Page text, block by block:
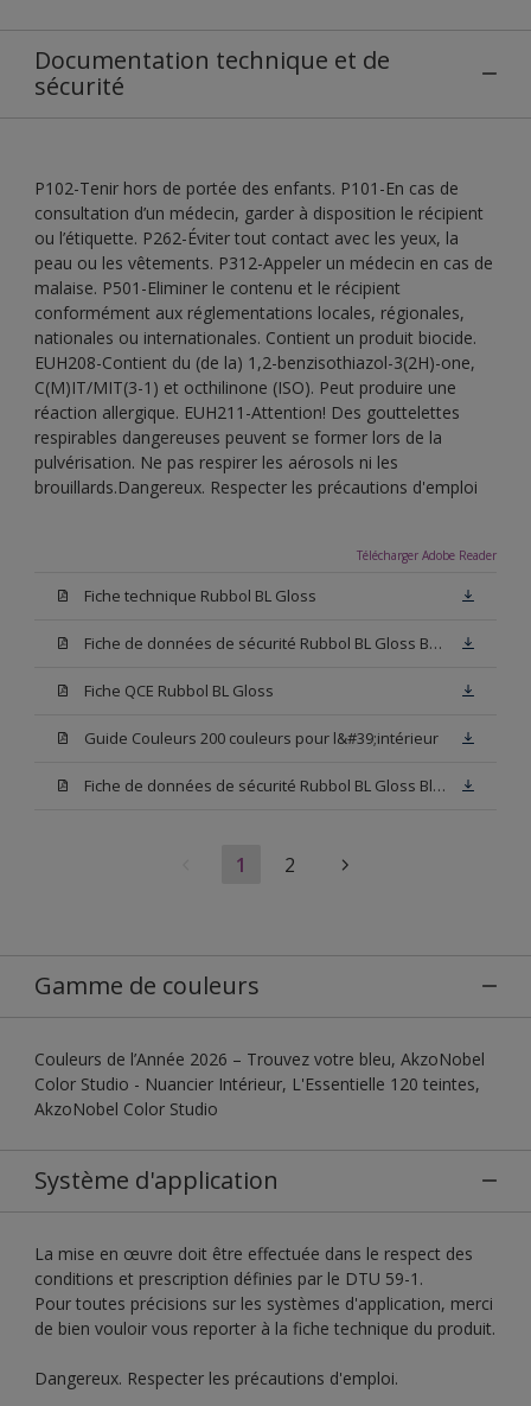
Documentation technique et de
sécurité
P102-Tenir hors de portée des enfants. P101-En cas de
consultation d’un médecin, garder à disposition le récipient
ou l’étiquette. P262-Éviter tout contact avec les yeux, la
peau ou les vêtements. P312-Appeler un médecin en cas de
malaise. P501-Eliminer le contenu et le récipient
conformément aux réglementations locales, régionales,
nationales ou internationales. Contient un produit biocide.
EUH208-Contient du (de la) 1,2-benzisothiazol-3(2H)-one,
C(M)IT/MIT(3-1) et octhilinone (ISO). Peut produire une
réaction allergique. EUH211-Attention! Des gouttelettes
respirables dangereuses peuvent se former lors de la
pulvérisation. Ne pas respirer les aérosols ni les
brouillards.Dangereux. Respecter les précautions d'emploi
Télécharger Adobe Reader
Fiche technique Rubbol BL Gloss
Fiche de données de sécurité Rubbol BL Gloss Base N00
Fiche QCE Rubbol BL Gloss
Guide Couleurs 200 couleurs pour l&#39;intérieur
Fiche de données de sécurité Rubbol BL Gloss Blanc
1 2
Gamme de couleurs
Couleurs de l’Année 2026 – Trouvez votre bleu, AkzoNobel
Color Studio - Nuancier Intérieur, L'Essentielle 120 teintes,
AkzoNobel Color Studio
Système d'application
La mise en œuvre doit être effectuée dans le respect des
conditions et prescription définies par le DTU 59-1.
Pour toutes précisions sur les systèmes d'application, merci
de bien vouloir vous reporter à la fiche technique du produit.
Dangereux. Respecter les précautions d'emploi.